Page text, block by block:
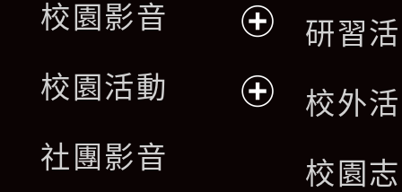
校園影音
開
校園活動
社團影音
研習
校外
校園